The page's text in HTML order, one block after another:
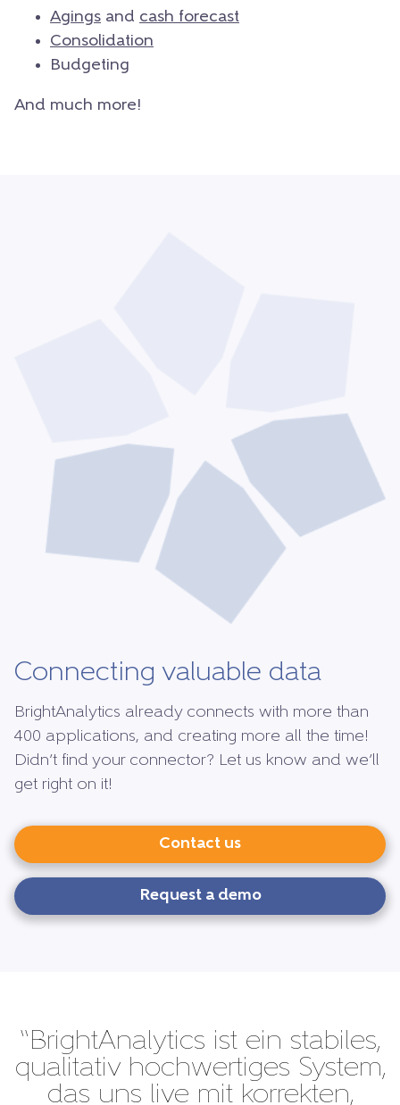
Agings and cash forecast
Consolidation
Budgeting
And much more!
Connecting valuable data
BrightAnalytics already connects with more than
400 applications, and creating more all the time!
Didn’t find your connector? Let us know and we’ll
get right on it!
Contact us
Request a demo
“BrightAnalytics ist ein stabiles,
qualitativ hochwertiges System,
das uns live mit korrekten,